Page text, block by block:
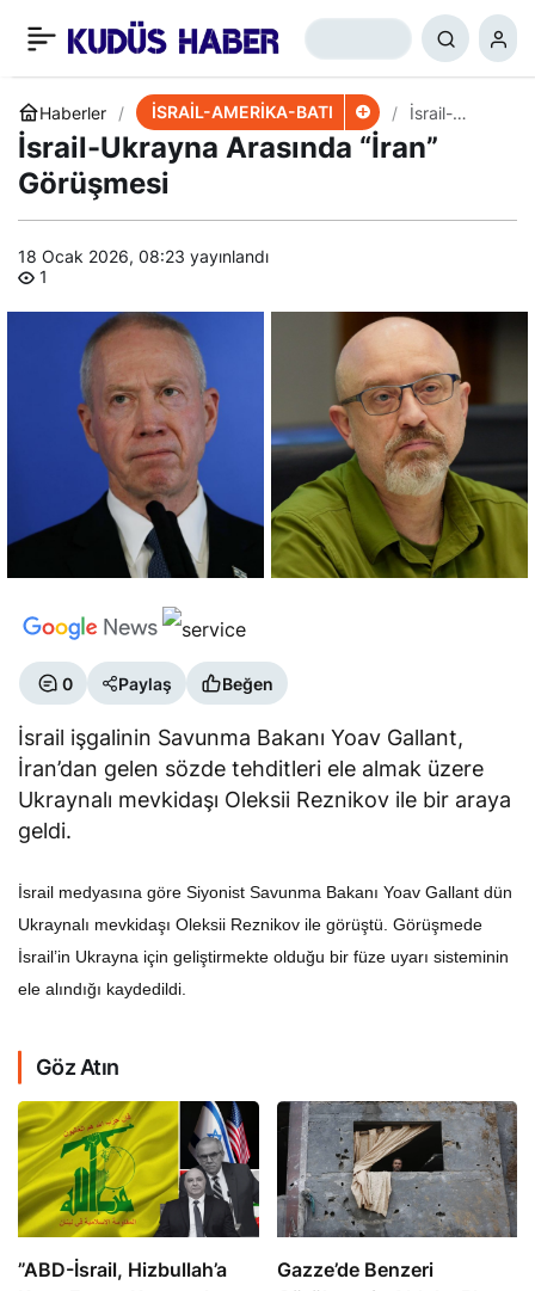
Haberler İSRAİL-AMERİKA-BATI
İsrail-
Ukrayna
Arasında
İsrail-Ukrayna Arasında “İran”
Görüşmesi
18 Ocak 2026, 08:23 yayınlandı
1
0 Paylaş Beğen
İsrail işgalinin Savunma Bakanı Yoav Gallant,
İran’dan gelen sözde tehditleri ele almak üzere
Ukraynalı mevkidaşı Oleksii Reznikov ile bir araya
geldi.
İsrail medyasına göre Siyonist Savunma Bakanı Yoav Gallant dün
Ukraynalı mevkidaşı Oleksii Reznikov ile görüştü. Görüşmede
İsrail’in Ukrayna için geliştirmekte olduğu bir füze uyarı sisteminin
ele alındığı kaydedildi.
Göz Atın
​​​​​​​”ABD-İsrail, Hizbullah’a
​​​​​​​Gazze’de Benzeri
ABD, IKBY’ye Hava
Savunma Sistemi Mi
Verecek?
+ 0 Paylaş